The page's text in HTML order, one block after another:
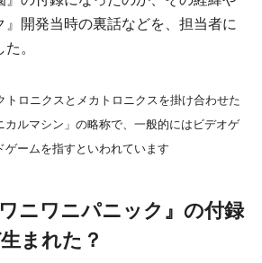
』開発当時の裏話などを、担当者に
。
トロニクスとメカトロニクスを掛け合わせた
カルマシン」の略称で、一般的にはビデオゲ
ゲームを指すといわれています
ニワニパニック』の付録
まれた？